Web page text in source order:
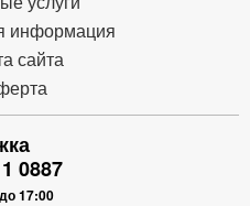
информация
сайта
0887
17:00